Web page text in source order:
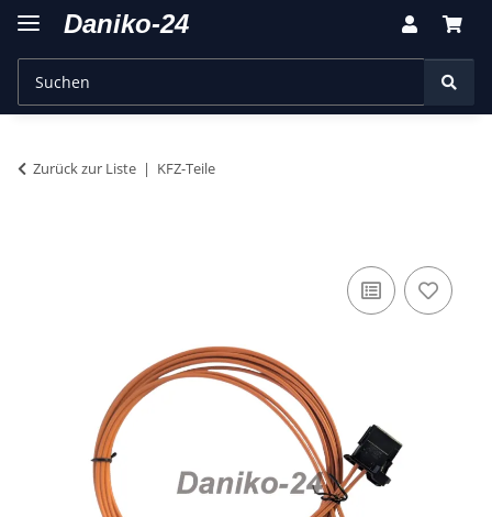
Zurück zur Liste KFZ-Teile